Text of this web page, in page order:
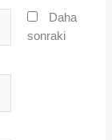
Daha
sonraki